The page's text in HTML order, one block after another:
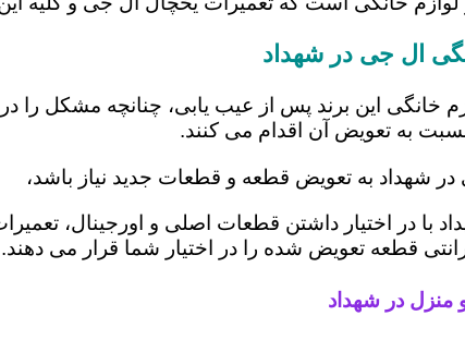
ال جی در شهداد
خانگی این برند پس از عیب یابی، چنانچه مشکل را
نسبت به تعویض آن اقدام می کنند.
در شهداد به تعویض قطعه و قطعات جدید نیاز باشد،
با در اختیار داشتن قطعات اصلی و اورجینال،
قطعه تعویض شده را در اختیار شما قرار می دهند.
منزل در شهداد